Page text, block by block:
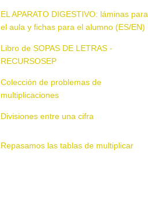
EL APARATO DIGESTIVO: láminas para
el aula y fichas para el alumno (ES/EN)
Libro de SOPAS DE LETRAS -
RECURSOSEP
Colección de problemas de
multiplicaciones
Divisiones entre una cifra
Repasamos las tablas de multiplicar